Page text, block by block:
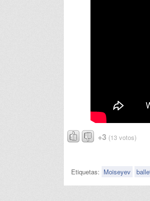
+3 (13 votos)
Etiquetas: Moiseyev